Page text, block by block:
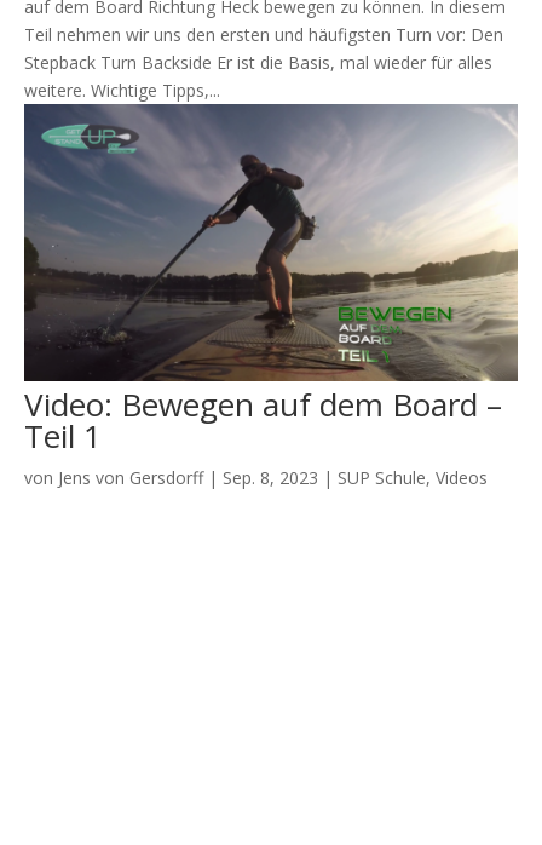
auf dem Board Richtung Heck bewegen zu können. In diesem
Teil nehmen wir uns den ersten und häufigsten Turn vor: Den
Stepback Turn Backside Er ist die Basis, mal wieder für alles
weitere. Wichtige Tipps,...
Video: Bewegen auf dem Board –
Teil 1
von Jens von Gersdorff| Sep. 8, 2023 | SUP Schule, Videos